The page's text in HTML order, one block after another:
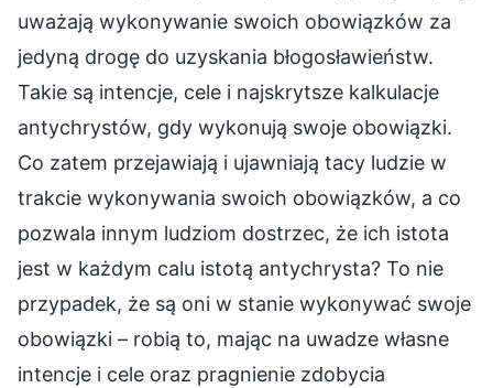
uważają wykonywanie swoich obowiązków za
jedyną drogę do uzyskania błogosławieństw.
Takie są intencje, cele i najskrytsze kalkulacje
antychrystów, gdy wykonują swoje obowiązki.
Co zatem przejawiają i ujawniają tacy ludzie w
trakcie wykonywania swoich obowiązków, a co
pozwala innym ludziom dostrzec, że ich istota
jest w każdym calu istotą antychrysta? To nie
przypadek, że są oni w stanie wykonywać swoje
obowiązki – robią to, mając na uwadze własne
intencje i cele oraz pragnienie zdobycia